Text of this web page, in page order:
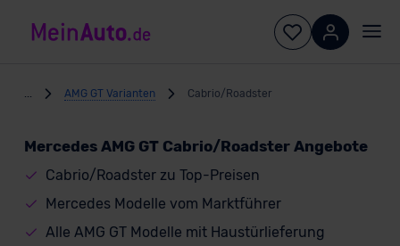
AMG GT Varianten Cabrio/Roadster
Mercedes AMG GT Cabrio/Roadster Angebote
Cabrio/Roadster zu Top-Preisen
Mercedes Modelle vom Marktführer
Alle AMG GT Modelle mit Haustürlieferung